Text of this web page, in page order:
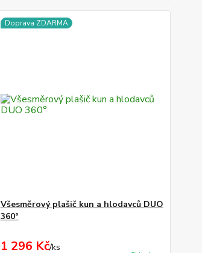
Doprava ZDARMA
Všesměrový plašič kun a hlodavců DUO
360°
1 296 Kč/ks